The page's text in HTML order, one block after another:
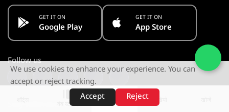
वेब स्टोरीज़
GET IT ON
Google Play
GET IT ON
App Store
Follow us
Stay Informed. Get Notified
We use cookies to enhance your experience. You can
accept or reject tracking.
Accept
Reject